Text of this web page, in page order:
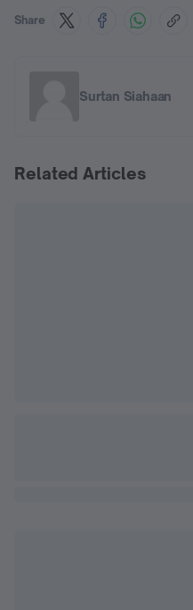
Share
Surtan Siahaan
Related Articles